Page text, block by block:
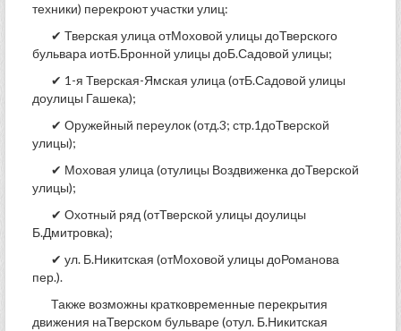
техники) перекроют участки улиц:
✔ Тверская улица отМоховой улицы доТверского
бульвара иотБ.Бронной улицы доБ.Садовой улицы;
✔ 1-я Тверская-Ямская улица (отБ.Садовой улицы
доулицы Гашека);
✔ Оружейный переулок (отд.3; стр.1доТверской
улицы);
✔ Моховая улица (отулицы Воздвиженка доТверской
улицы);
✔ Охотный ряд (отТверской улицы доулицы
Б.Дмитровка);
✔ ул. Б.Никитская (отМоховой улицы доРоманова
пер.).
Также возможны кратковременные перекрытия
движения наТверском бульваре (отул. Б.Никитская